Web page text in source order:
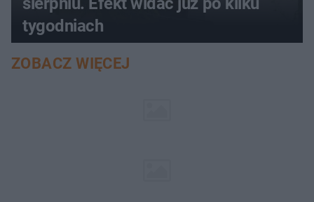
tygodniach
ZOBACZ WIĘCEJ